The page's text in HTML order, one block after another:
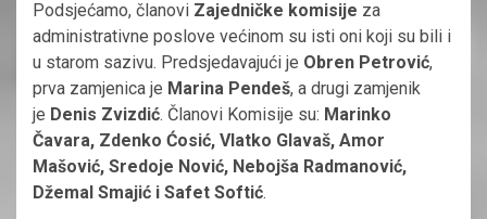
Podsjećamo, članovi Zajedničke komisije za
administrativne poslove većinom su isti oni koji su bili i
u starom sazivu. Predsjedavajući je Obren Petrović,
prva zamjenica je Marina Pendeš, a drugi zamjenik
je Denis Zvizdić. Članovi Komisije su: Marinko
Čavara, Zdenko Ćosić, Vlatko Glavaš, Amor
Mašović, Sredoje Nović, Nebojša Radmanović,
Džemal Smajić i Safet Softić.